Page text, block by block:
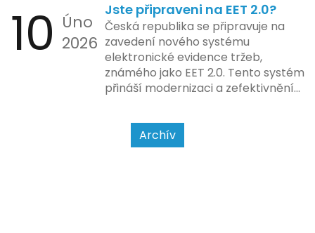
bezhotovostní transakci – nově
se má tato povinnost odvíjet od
povahy podnikatelské činnosti a
způsobu interakce se
zákazníkem.
10 Úno
2026
Jste připraveni na EET 2.0?
Česká republika se připravuje na
zavedení nového systému
elektronické evidence tržeb,
známého jako EET 2.0. Tento systém
přináší modernizaci a zefektivnění
usnadnit život podnikatelům i
kontrolním orgánům. Podívejme se
na hlavní změny, které EET 2.0
Archív